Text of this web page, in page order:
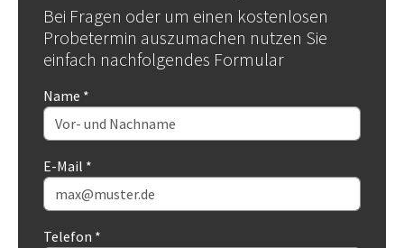
Bei Fragen oder um einen kostenlosen
Probetermin auszumachen nutzen Sie
einfach nachfolgendes Formular
Name *
E-Mail *
Telefon *